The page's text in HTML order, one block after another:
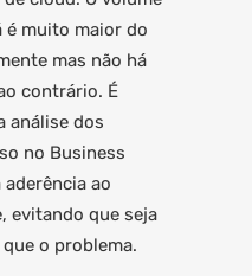
é muito maior do
mas não há
contrário. É
análise dos
no Business
ao
evitando que seja
o problema.